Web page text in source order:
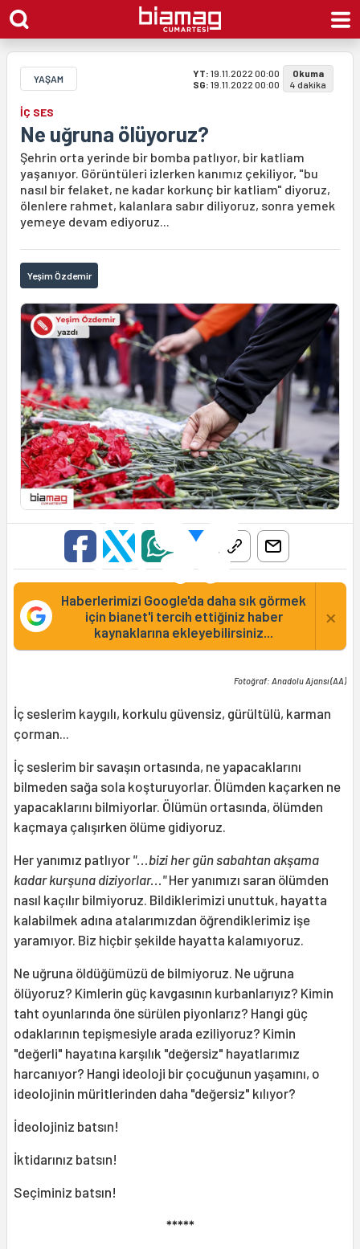
YAŞAM YT: 19.11.2022 00:00
SG: 19.11.2022 00:00
Okuma
4 dakika
İÇ SES
Ne uğruna ölüyoruz?
Şehrin orta yerinde bir bomba patlıyor, bir katliam
yaşanıyor. Görüntüleri izlerken kanımız çekiliyor, "bu
nasıl bir felaket, ne kadar korkunç bir katliam" diyoruz,
ölenlere rahmet, kalanlara sabır diliyoruz, sonra yemek
yemeye devam ediyoruz...
Yeşim Özdemir
Haberlerimizi Google'da daha sık görmek
için bianet'i tercih ettiğiniz haber
kaynaklarına ekleyebilirsiniz...
×
Fotoğraf: Anadolu Ajansı (AA)
İç seslerim kaygılı, korkulu güvensiz, gürültülü, karman
çorman...
İç seslerim bir savaşın ortasında, ne yapacaklarını
bilmeden sağa sola koşturuyorlar. Ölümden kaçarken ne
yapacaklarını bilmiyorlar. Ölümün ortasında, ölümden
kaçmaya çalışırken ölüme gidiyoruz.
Her yanımız patlıyor "...bizi her gün sabahtan akşama
kadar kurşuna diziyorlar..."Her yanımızı saran ölümden
nasıl kaçılır bilmiyoruz. Bildiklerimizi unuttuk, hayatta
kalabilmek adına atalarımızdan öğrendiklerimiz işe
yaramıyor. Biz hiçbir şekilde hayatta kalamıyoruz.
Ne uğruna öldüğümüzü de bilmiyoruz. Ne uğruna
ölüyoruz? Kimlerin güç kavgasının kurbanlarıyız? Kimin
taht oyunlarında öne sürülen piyonlarız? Hangi güç
odaklarının tepişmesiyle arada eziliyoruz? Kimin
"değerli" hayatına karşılık "değersiz" hayatlarımız
harcanıyor? Hangi ideoloji bir çocuğunun yaşamını, o
ideolojinin müritlerinden daha "değersiz" kılıyor?
İdeolojiniz batsın!
İktidarınız batsın!
Seçiminiz batsın!
*****